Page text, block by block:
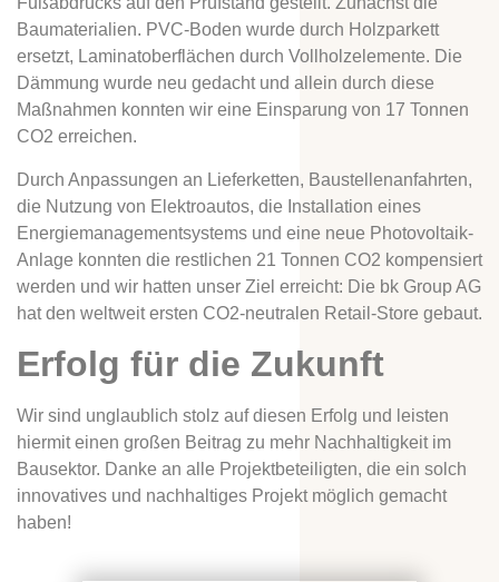
Baumaterialien. PVC-Boden wurde durch Holzparkett
ersetzt, Laminatoberflächen durch Vollholzelemente. Die
Dämmung wurde neu gedacht und allein durch diese
Maßnahmen konnten wir eine Einsparung von 17 Tonnen
CO2 erreichen.
Durch Anpassungen an Lieferketten, Baustellenanfahrten,
die Nutzung von Elektroautos, die Installation eines
Energiemanagementsystems und eine neue Photovoltaik-
Anlage konnten die restlichen 21 Tonnen CO2 kompensiert
werden und wir hatten unser Ziel erreicht: Die bk Group AG
hat den weltweit ersten CO2-neutralen Retail-Store gebaut.
Erfolg für die Zukunft
Wir sind unglaublich stolz auf diesen Erfolg und leisten
hiermit einen großen Beitrag zu mehr Nachhaltigkeit im
Bausektor. Danke an alle Projektbeteiligten, die ein solch
innovatives und nachhaltiges Projekt möglich gemacht
haben!